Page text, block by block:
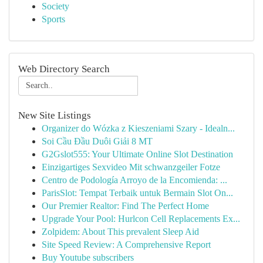
Society
Sports
Web Directory Search
New Site Listings
Organizer do Wózka z Kieszeniami Szary - Idealn...
Soi Cầu Đầu Duôi Giải 8 MT
G2Gslot555: Your Ultimate Online Slot Destination
Einzigartiges Sexvideo Mit schwanzgeiler Fotze
Centro de Podología Arroyo de la Encomienda: ...
ParisSlot: Tempat Terbaik untuk Bermain Slot On...
Our Premier Realtor: Find The Perfect Home
Upgrade Your Pool: Hurlcon Cell Replacements Ex...
Zolpidem: About This prevalent Sleep Aid
Site Speed Review: A Comprehensive Report
Buy Youtube subscribers